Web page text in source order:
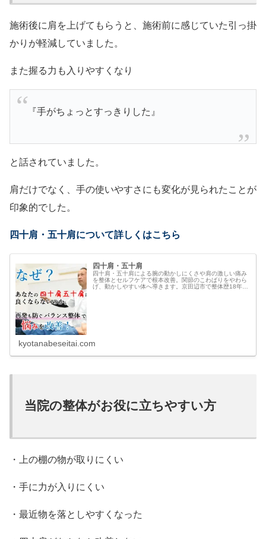
施術後に肩を上げてもらうと、施術前に感じていた引っ掛
かりが軽減していました。
また握る力も入りやすくなり
『手がちょっとすっきりした』
と話されていました。
肩だけでなく、手の使いやすさにも変化が見られたことが
印象的でした。
四十肩・五十肩について詳しくはこちら
四十肩・五十肩
四十肩・五十肩による腕の動かしにくさや肩の激しい痛み
を整体とセルフケアで根本改善。関節のこわばりをやわら
げ、動かしやすい体へ導きます。京田辺市で整体歴18年以
kyotanabeseitai.com
当院の整体がお役に立ちやすい方
・上の棚の物が取りにくい
・手に力が入りにくい
・最近物を落としやすくなった